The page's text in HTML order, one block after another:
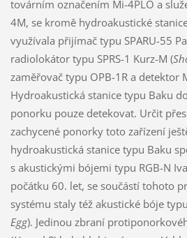
továrním označením Mi-4PLO a
4M, se kromě hydroakustické
využívala přijímač typu SPARU-55
radiolokátor typu SPRS-1 Kurz-M (
zaměřovač typu OPB-1R a detektor
Hydroakustická stanice typu Baku
ponorku pouze detekovat. Určit
zachycené ponorky toto zařízení
hydroakustická stanice typu Baku
s akustickými bójemi typu RGB-N
počátku 60. let, se součástí tohoto
systému staly též akustické bóje
Egg). Jedinou zbraní